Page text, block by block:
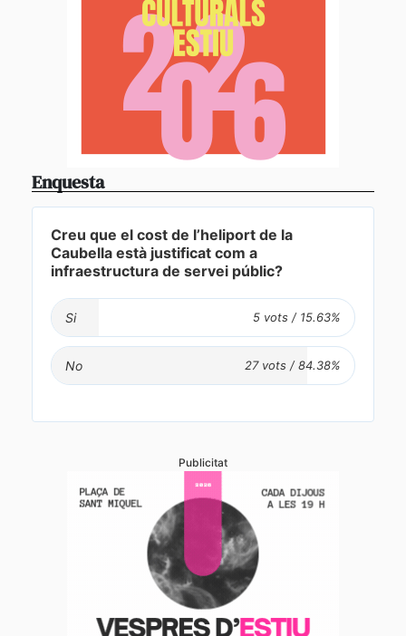
Enquesta
Creu que el cost de l’heliport de la
Caubella està justificat com a
infraestructura de servei públic?
Si
No
Publicitat